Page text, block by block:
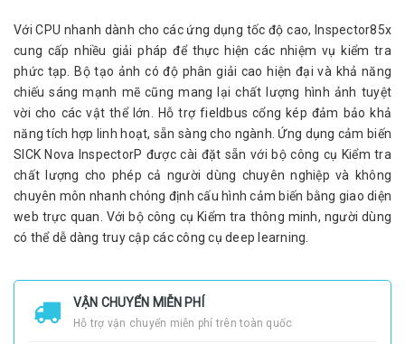
Với CPU nhanh dành cho các ứng dụng tốc độ cao, Inspector85x
cung cấp nhiều giải pháp để thực hiện các nhiệm vụ kiểm tra
phức tạp. Bộ tạo ảnh có độ phân giải cao hiện đại và khả năng
chiếu sáng mạnh mẽ cũng mang lại chất lượng hình ảnh tuyệt
vời cho các vật thể lớn. Hỗ trợ fieldbus cổng kép đảm bảo khả
năng tích hợp linh hoạt, sẵn sàng cho ngành. Ứng dụng cảm biến
SICK Nova InspectorP được cài đặt sẵn với bộ công cụ Kiểm tra
chất lượng cho phép cả người dùng chuyên nghiệp và không
chuyên môn nhanh chóng định cấu hình cảm biến bằng giao diện
web trực quan. Với bộ công cụ Kiểm tra thông minh, người dùng
có thể dễ dàng truy cập các công cụ deep learning.
VẬN CHUYỂN MIỄN PHÍ
Hỗ trợ vận chuyển miễn phí trên toàn quốc